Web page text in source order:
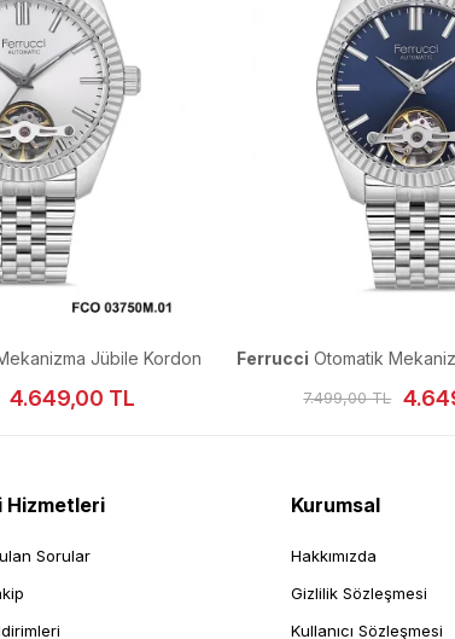
Jübile Kordon
Kol Saati
4.649,00 TL
Ferrucci Otomatik
Erkek Kol
7.499,00 TL
Hizmetleri
Sorular
Kurumsal
Hakkımızda
Gizlilik Sözleşmesi
Kullanıcı Sözleşmesi